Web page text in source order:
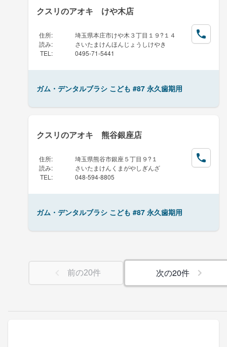
クスリのアオキ けや木店
住所:
埼玉県本庄市けや木３丁目１９?１４
読み:
さいたまけんほんじょうしけやき
TEL : 0495-71-5441
ガム・デンタルブラシ こども #87 永久歯期用
クスリのアオキ 熊谷銀座店
住所:
埼玉県熊谷市銀座５丁目９?１
読み:
さいたまけんくまがやしぎんざ
TEL : 048-594-8805
ガム・デンタルブラシ こども #87 永久歯期用
前の20件 次の20件